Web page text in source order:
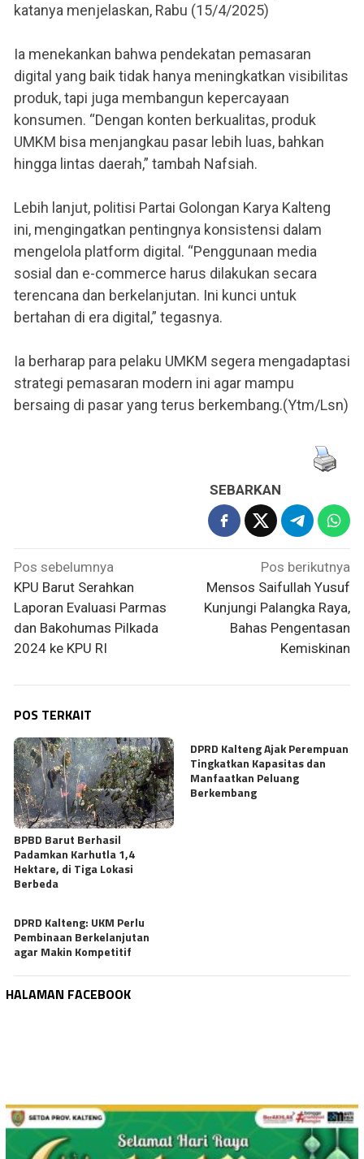
katanya menjelaskan, Rabu (15/4/2025)
Ia menekankan bahwa pendekatan pemasaran
digital yang baik tidak hanya meningkatkan visibilitas
produk, tapi juga membangun kepercayaan
konsumen. “Dengan konten berkualitas, produk
UMKM bisa menjangkau pasar lebih luas, bahkan
hingga lintas daerah,” tambah Nafsiah.
Lebih lanjut, politisi Partai Golongan Karya Kalteng
ini, mengingatkan pentingnya konsistensi dalam
mengelola platform digital. “Penggunaan media
sosial dan e-commerce harus dilakukan secara
terencana dan berkelanjutan. Ini kunci untuk
bertahan di era digital,” tegasnya.
Ia berharap para pelaku UMKM segera mengadaptasi
strategi pemasaran modern ini agar mampu
bersaing di pasar yang terus berkembang.(Ytm/Lsn)
SEBARKAN
Navigasi
pos
Pos sebelumnya
KPU Barut Serahkan
Laporan Evaluasi Parmas
dan Bakohumas Pilkada
2024 ke KPU RI
Pos berikutnya
Mensos Saifullah Yusuf
Kunjungi Palangka Raya,
Bahas Pengentasan
Kemiskinan
POS TERKAIT
BPBD Barut Berhasil
Padamkan Karhutla 1,4
Hektare, di Tiga Lokasi
Berbeda
DPRD Kalteng Ajak Perempuan
Tingkatkan Kapasitas dan
Manfaatkan Peluang
Berkembang
DPRD Kalteng: UKM Perlu
Pembinaan Berkelanjutan
agar Makin Kompetitif
HALAMAN FACEBOOK